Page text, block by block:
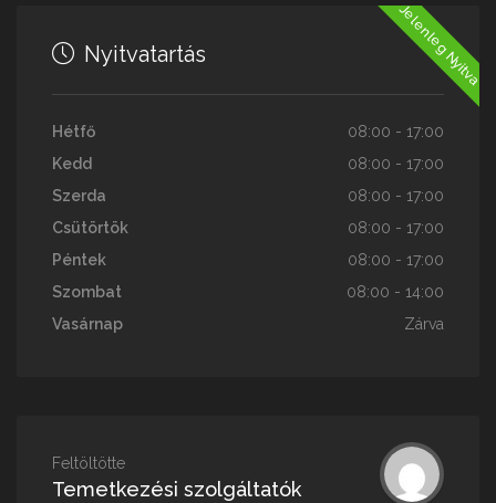
Jelenleg Nyitva
Nyitvatartás
Hétfő
08:00 - 17:00
Kedd
08:00 - 17:00
Szerda
08:00 - 17:00
Csütörtök
08:00 - 17:00
Péntek
08:00 - 17:00
Szombat
08:00 - 14:00
Vasárnap
Zárva
Feltöltötte
Temetkezési szolgáltatók